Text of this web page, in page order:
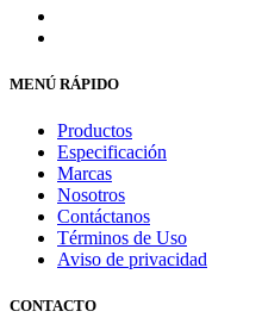
MENÚ RÁPIDO
Productos
Especificación
Marcas
Nosotros
Contáctanos
Términos de Uso
Aviso de privacidad
CONTACTO